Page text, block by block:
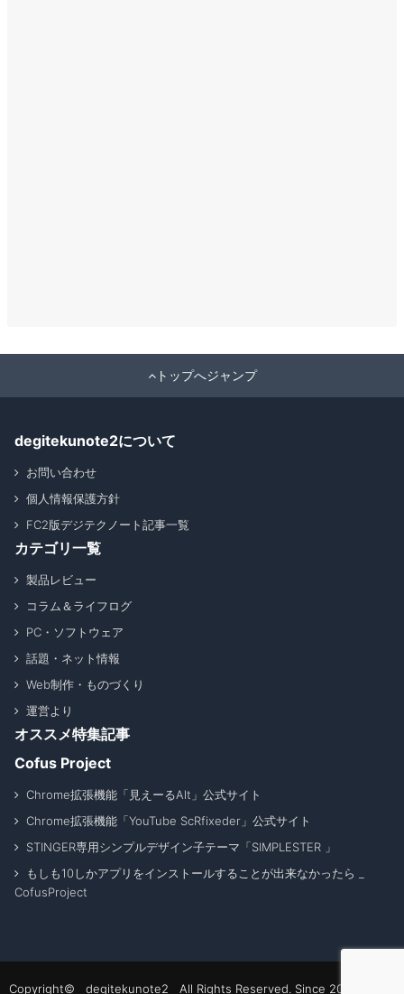
トップへジャンプ
degitekunote2について
お問い合わせ
個人情報保護方針
FC2版デジテクノート記事一覧
カテゴリ一覧
製品レビュー
コラム＆ライフログ
PC・ソフトウェア
話題・ネット情報
Web制作・ものづくり
運営より
オススメ特集記事
Cofus Project
Chrome拡張機能「見えーるAlt」公式サイト
Chrome拡張機能「YouTube ScRfixeder」公式サイト
STINGER専用シンプルデザイン子テーマ「SIMPLESTER 」
もしも10しかアプリをインストールすることが出来なかったら _
CofusProject
Copyright© degitekunote2 All Rights Reserved. Since 2011 - 2026